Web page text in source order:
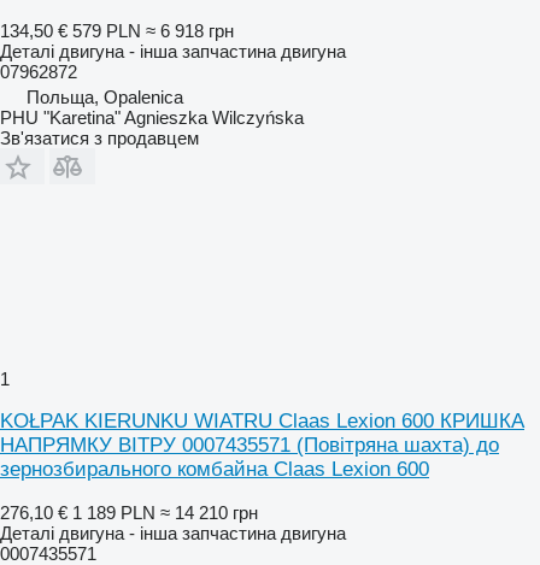
134,50 € 579 PLN ≈ 6 918 грн
Деталі двигуна - інша запчастина двигуна
07962872
Польща, Opalenica
PHU "Karetina" Agnieszka Wilczyńska
Зв'язатися з продавцем
1
KOŁPAK KIERUNKU WIATRU Claas Lexion 600 КРИШКА
НАПРЯМКУ ВІТРУ 0007435571 (Повітряна шахта) до
зернозбирального комбайна Claas Lexion 600
276,10 € 1 189 PLN ≈ 14 210 грн
Деталі двигуна - інша запчастина двигуна
0007435571